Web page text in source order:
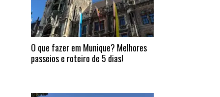
O que fazer em Munique? Melhores
passeios e roteiro de 5 dias!